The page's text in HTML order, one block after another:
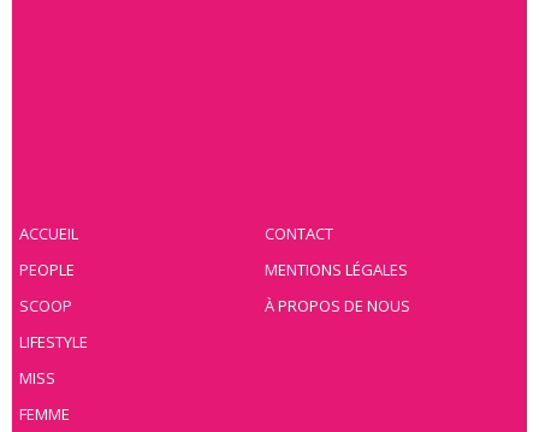
ACCUEIL
PEOPLE
SCOOP
LIFESTYLE
MISS
FEMME
CONTACT
MENTIONS LÉGALES
À PROPOS DE NOUS